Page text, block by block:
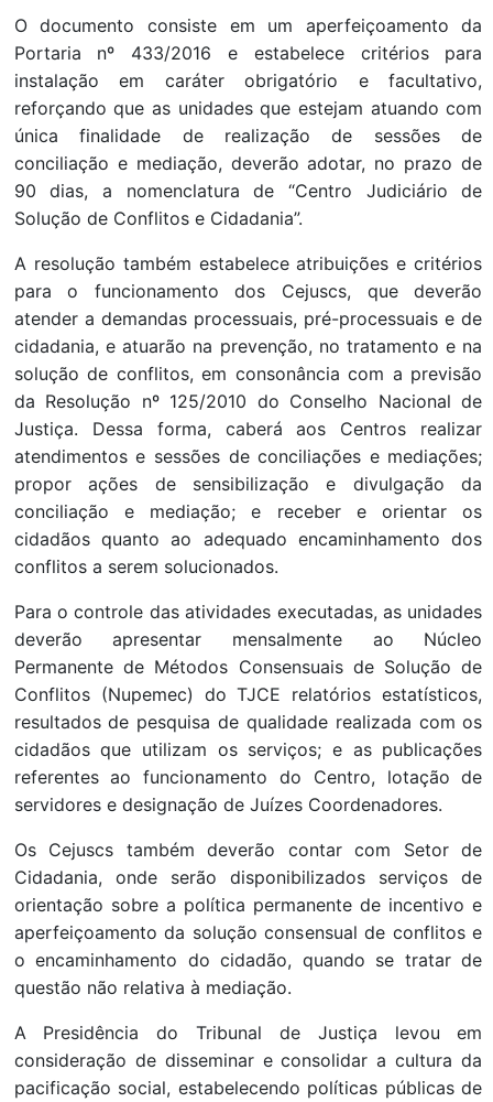
O documento consiste em um aperfeiçoamento da
Portaria nº 433/2016 e estabelece critérios para
instalação em caráter obrigatório e facultativo,
reforçando que as unidades que estejam atuando com
única finalidade de realização de sessões de
conciliação e mediação, deverão adotar, no prazo de
90 dias, a nomenclatura de “Centro Judiciário de
Solução de Conflitos e Cidadania”.
A resolução também estabelece atribuições e critérios
para o funcionamento dos Cejuscs, que deverão
atender a demandas processuais, pré-processuais e de
cidadania, e atuarão na prevenção, no tratamento e na
solução de conflitos, em consonância com a previsão
da Resolução nº 125/2010 do Conselho Nacional de
Justiça. Dessa forma, caberá aos Centros realizar
atendimentos e sessões de conciliações e mediações;
propor ações de sensibilização e divulgação da
conciliação e mediação; e receber e orientar os
cidadãos quanto ao adequado encaminhamento dos
conflitos a serem solucionados.
Para o controle das atividades executadas, as unidades
deverão apresentar mensalmente ao Núcleo
Permanente de Métodos Consensuais de Solução de
Conflitos (Nupemec) do TJCE relatórios estatísticos,
resultados de pesquisa de qualidade realizada com os
cidadãos que utilizam os serviços; e as publicações
referentes ao funcionamento do Centro, lotação de
servidores e designação de Juízes Coordenadores.
Os Cejuscs também deverão contar com Setor de
Cidadania, onde serão disponibilizados serviços de
orientação sobre a política permanente de incentivo e
aperfeiçoamento da solução consensual de conflitos e
o encaminhamento do cidadão, quando se tratar de
questão não relativa à mediação.
A Presidência do Tribunal de Justiça levou em
consideração de disseminar e consolidar a cultura da
pacificação social, estabelecendo políticas públicas de